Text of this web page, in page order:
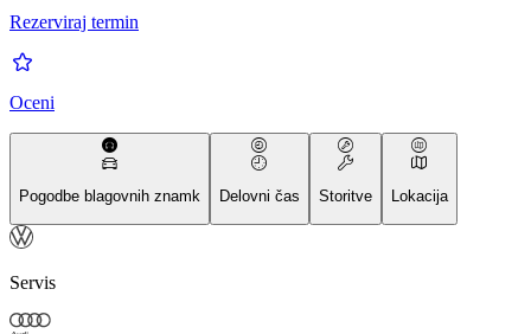
Rezerviraj termin
Oceni
Pogodbe blagovnih znamk Delovni čas Storitve Lokacija
Servis